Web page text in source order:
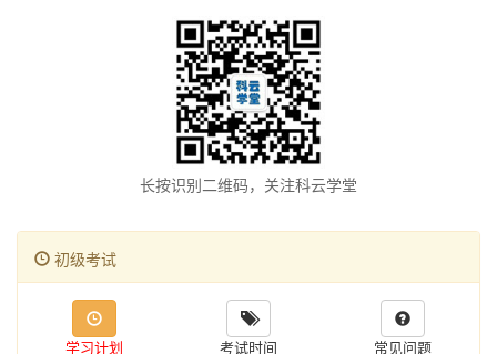
长按识别二维码，关注科云学堂
初级考试
学习计划 考试时间 常见问题